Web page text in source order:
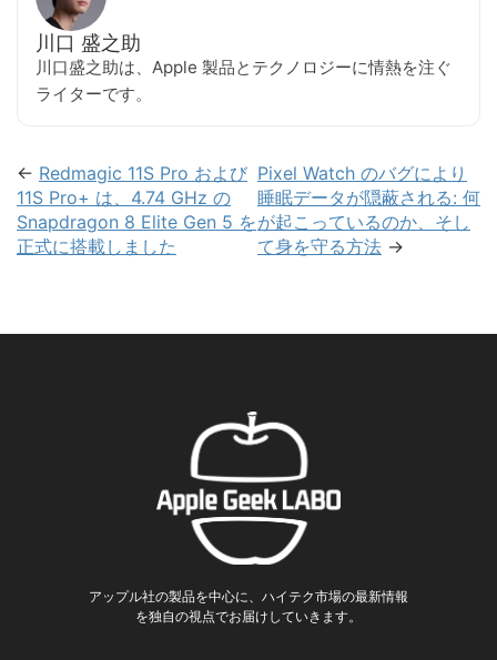
川口 盛之助
川口盛之助は、Apple 製品とテクノロジーに情熱を注ぐ
ライターです。
← Redmagic 11S Pro および
11S Pro+ は、4.74 GHz の
Snapdragon 8 Elite Gen 5 を
正式に搭載しました
Pixel Watch のバグにより
睡眠データが隠蔽される: 何
が起こっているのか、そし
て身を守る方法 →
アップル社の製品を中心に、ハイテク市場の最新情報
を独自の視点でお届けしていきます。